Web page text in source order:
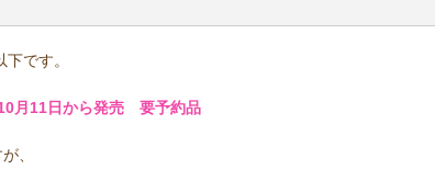
です。
月11日から発売 要予約品
、